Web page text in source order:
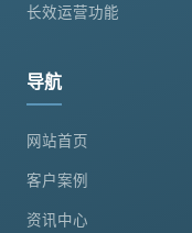
长效运营功能
导航
网站首页
客户案例
资讯中心